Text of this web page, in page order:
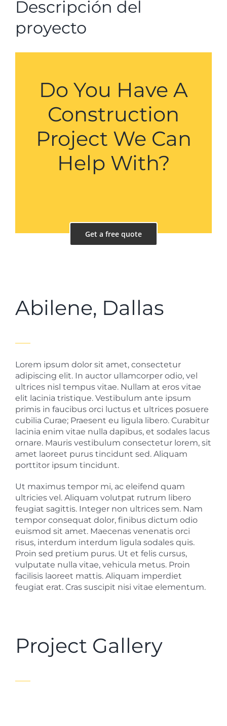
Descripción del
proyecto
Do You Have A
Construction
Project We Can
Help With?
Get a free quote
Abilene, Dallas
Lorem ipsum dolor sit amet, consectetur
adipiscing elit. In auctor ullamcorper odio, vel
ultrices nisl tempus vitae. Nullam at eros vitae
elit lacinia tristique. Vestibulum ante ipsum
primis in faucibus orci luctus et ultrices posuere
cubilia Curae; Praesent eu ligula libero. Curabitur
lacinia enim vitae nulla dapibus, et sodales lacus
ornare. Mauris vestibulum consectetur lorem, sit
amet laoreet purus tincidunt sed. Aliquam
porttitor ipsum tincidunt.
Ut maximus tempor mi, ac eleifend quam
ultricies vel. Aliquam volutpat rutrum libero
feugiat sagittis. Integer non ultrices sem. Nam
tempor consequat dolor, finibus dictum odio
euismod sit amet. Maecenas venenatis orci
risus, interdum interdum ligula sodales quis.
Proin sed pretium purus. Ut et felis cursus,
vulputate nulla vitae, vehicula metus. Proin
facilisis laoreet mattis. Aliquam imperdiet
feugiat erat. Cras suscipit nisi vitae elementum.
Project Gallery